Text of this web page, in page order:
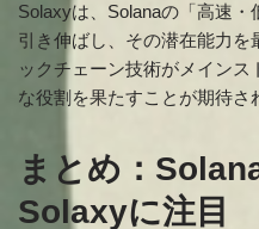
Solaxyは、Solanaの「高速
引き伸ばし、その潜在能力を
ックチェーン技術がメイン
な役割を果たすことが期待さ
まとめ：
Solaxyに注目